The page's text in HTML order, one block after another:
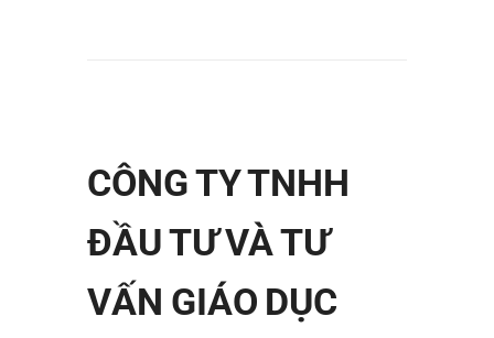
CÔNG TY TNHH
ĐẦU TƯ VÀ TƯ
VẤN GIÁO DỤC